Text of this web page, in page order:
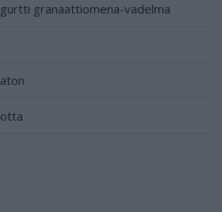
granaattiomena-vadelma